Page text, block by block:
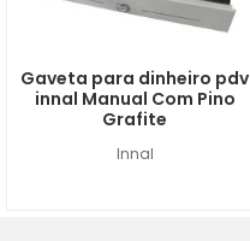
Innal
Gaveta para dinheiro pdv
innal Manual Com Pino
Grafite